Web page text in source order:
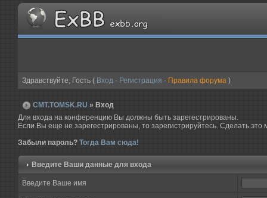
Здравствуйте, Гость ( Вход· Регистрация · Правила форума)
CMT.TOMSK.RU » Вход
Для входа на конференцию Вы должны быть зарегестрированы.
Если Вы еще не зарегестрированы, то зарегистрируйтесь. Сделать это
Забыли пароль? Тогда Вам сюда!
Введите Ваши данные для входа
Введите Ваше имя